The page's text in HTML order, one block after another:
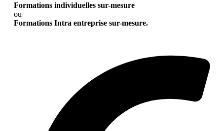
Formations individuelles sur-mesure
ou
Formations Intra entreprise sur-mesure.